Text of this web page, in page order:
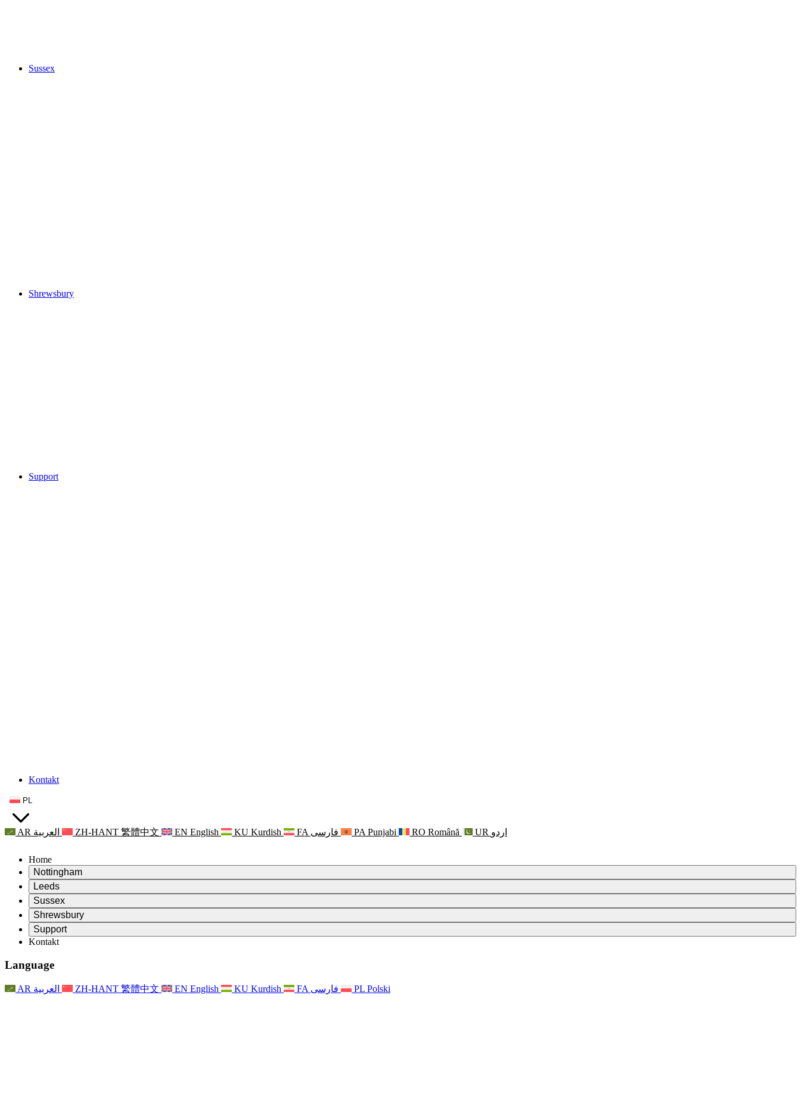
Sussex
Shrewsbury
Support
Kontakt
PL
AR العربية ZH-HANT 繁體中文 EN English KU Kurdish FA فارسی PA Punjabi RO Română UR اردو
Home
Nottingham
Review
Przewodniczący Przeglądu
Niezależny zespół recenzentów
Zakres uprawnień
Raport końcowy z niezależnego przeglądu
Często zadawane pytania
Proces przekazywania informacji zwrotnych przez rodzinę
Biuletyny informacyjne
Leeds
Review
Przewodniczący Przeglądu
Niezależny zespół recenzentów
Zakres wymagań i obowiązków
Kontakt
Wsparcie psychologiczne dla rodzin
Aktualizacje dla rodzin
Zdarzenia
For Staff
Sussex
Review
Przewodniczący Przeglądu
Niezależny zespół recenzentów
Zakres uprawnień
For Families
Aktualizacje dla rodzin
Shrewsbury
Review
Zakres zadań w zakresie oceny macierzyństwa
Raport końcowy z niezależnego przeglądu
Pierwszy raport z niezależnego przeglądu
For Families
Support
Leeds
Nottingham
Rodzinna Służba Wsparcia Psychologicznego
Wsparcie w sytuacjach kryzysowych związanych ze zdrowiem psychicznym
Usługi regionalne Nottingham
Kontakt
Language
AR العربية ZH-HANT 繁體中文 EN English KU Kurdish FA فارسی PL Polski